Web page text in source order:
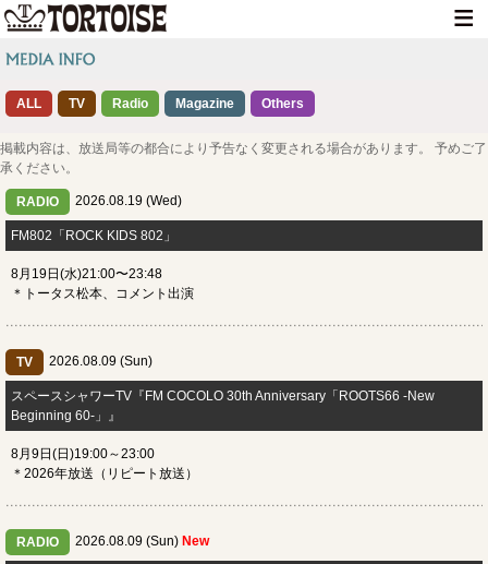
NEWS
LIVE INFO
ALL TV Radio Magazine Others
掲載内容は、放送局等の都合により予告なく変更される場合があります。 予めご了
承ください。
RADIO 2026.08.19 (Wed)
FM802「ROCK KIDS 802」
8月19日(水)21:00〜23:48
＊トータス松本、コメント出演
TV 2026.08.09 (Sun)
スペースシャワーTV『FM COCOLO 30th Anniversary「ROOTS66 -New
Beginning 60-」』
8月9日(日)19:00～23:00
＊2026年放送（リピート放送）
RADIO 2026.08.09 (Sun) New